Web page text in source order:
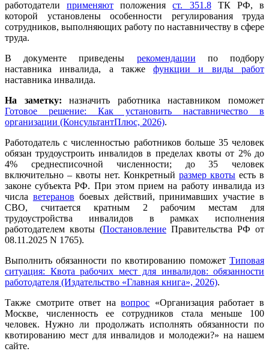
работодателиприменяют положенияст. 351.8ТК РФ, в
которой установлены особенности регулирования труда
сотрудников, выполняющих работу по наставничеству в сфере
труда.
В документе приведены рекомендации по подбору
наставника инвалида, а такжефункции и виды работ
наставника инвалида.
На заметку: назначить работника наставником поможет
Готовое решение: Как установить наставничество в
организации (КонсультантПлюс, 2026).
Работодатель с численностью работников больше 35 человек
обязан трудоустроить инвалидов в пределах квоты от 2% до
4% среднесписочной численности; до 35 человек
включительно – квоты нет. Конкретный размер квоты есть в
законе субъекта РФ. При этом прием на работу инвалида из
числа ветеранов боевых действий, принимавших участие в
СВО, считается кратным 2 рабочим местам для
трудоустройства инвалидов в рамках исполнения
работодателем квоты (Постановление Правительства РФ от
08.11.2025 N 1765).
Выполнить обязанности по квотированию поможет Типовая
ситуация: Квота рабочих мест для инвалидов: обязанности
работодателя (Издательство «Главная книга», 2026).
Также смотрите ответ навопрос «Организация работает в
Москве, численность ее сотрудников стала меньше 100
человек. Нужно ли продолжать исполнять обязанности по
квотированию мест для инвалидов и молодежи?» на нашем
сайте.